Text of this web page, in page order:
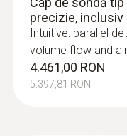
precizie,
Intuitive: parallel
volume flow and
4.461,00 RON
5.397,81 RON